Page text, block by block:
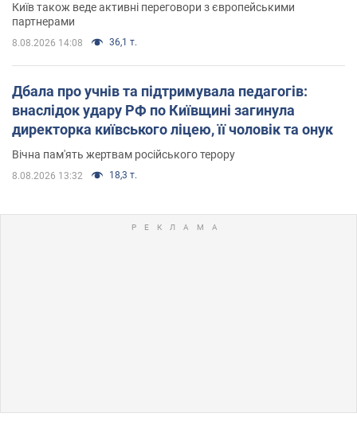
Київ також веде активні переговори з європейськими
партнерами
8.08.2026 14:08 36,1 т.
Дбала про учнів та підтримувала педагогів:
внаслідок удару РФ по Київщині загинула
директорка київського ліцею, її чоловік та онук
Вічна пам'ять жертвам російського терору
8.08.2026 13:32 18,3 т.